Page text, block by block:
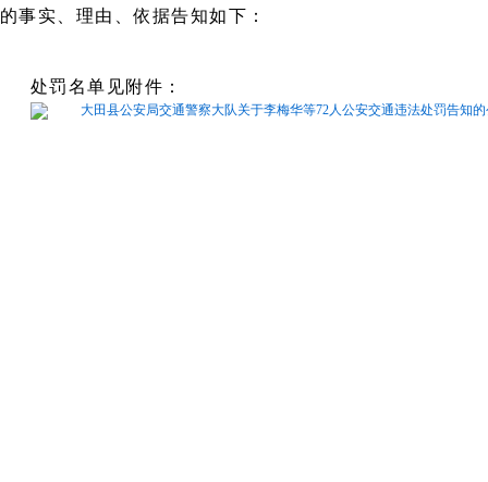
的事实、理由、依据告知如下：
处罚名单见附件：
大田县公安局交通警察大队关于李梅华等72人公安交通违法处罚告知的